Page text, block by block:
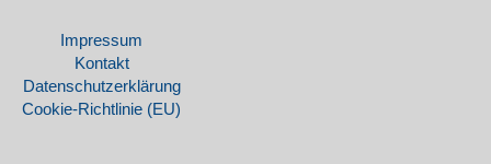
Impressum
Kontakt
Datenschutz­erklärung
Cookie-Richtlinie (EU)